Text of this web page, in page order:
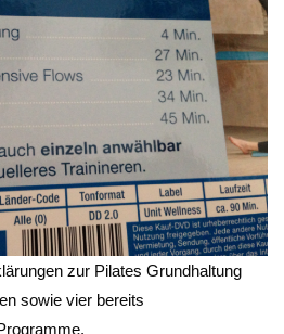
zur Pilates Grundhaltung
sowie vier bereits